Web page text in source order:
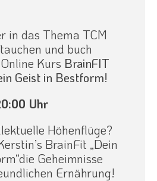
in das Thema TCM
und buch
Kurs BrainFIT
Geist in Bestform!
Uhr
Höhenflüge?
BrainFit „Dein
Geheimnisse
Ernährung!